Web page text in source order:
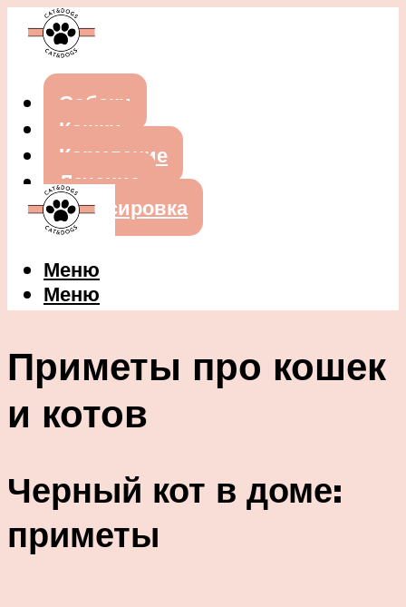
Собаки
Кошки
Кормление
Лечение
Дрессировка
Меню
Меню
Приметы про кошек
и котов
Черный кот в доме:
приметы